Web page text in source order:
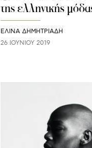
της ελληνικής
ΕΛΙΝΑ ΔΗΜΗΤΡΙΑΔΗ
26 ΙΟΥΝΊΟΥ 2019